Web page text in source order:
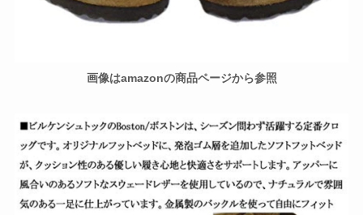
画像はamazonの商品ページから参照